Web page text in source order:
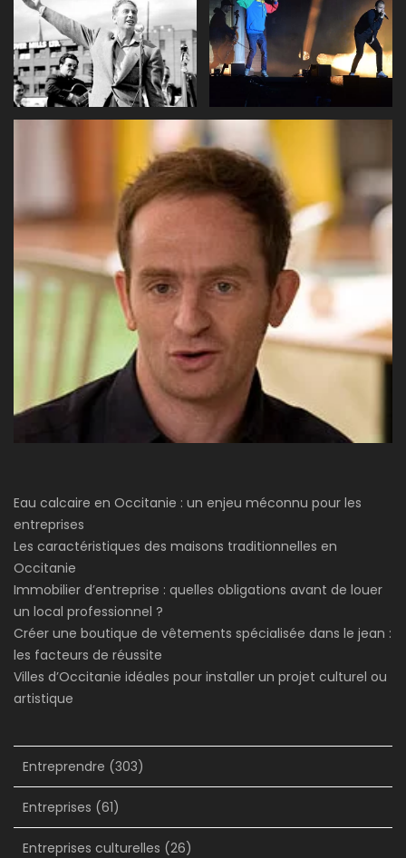
Eau calcaire en Occitanie : un enjeu méconnu pour les
entreprises
Les caractéristiques des maisons traditionnelles en
Occitanie
Immobilier d’entreprise : quelles obligations avant de louer
un local professionnel ?
Créer une boutique de vêtements spécialisée dans le jean :
les facteurs de réussite
Villes d’Occitanie idéales pour installer un projet culturel ou
artistique
Entreprendre (303)
Entreprises (61)
Entreprises culturelles (26)